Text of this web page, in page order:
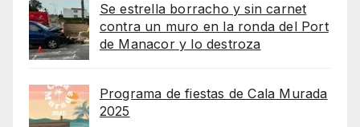
Se estrella borracho y sin carnet
contra un muro en la ronda del Port
de Manacor y lo destroza
Programa de fiestas de Cala Murada
2025